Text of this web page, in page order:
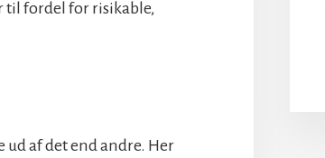
fordel for risikable,
af det end andre. Her